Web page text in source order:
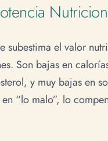
subestima el valor
Son bajas en
y muy bajas en
“lo malo”, lo